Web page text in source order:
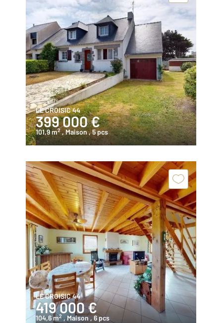
LE CROISIC 44
399 000 €
101,9 m2 , Maison, 5 pcs
LE CROISIC 44
419 000 €
104,6 m2 , Maison , 6 pcs